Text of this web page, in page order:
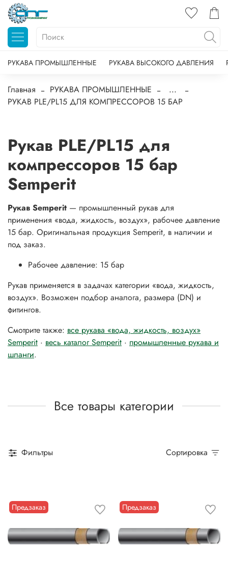
РУКАВА ПРОМЫШЛЕННЫЕ РУКАВА ВЫСОКОГО ДАВЛЕНИЯ
Главная РУКАВА ПРОМЫШЛЕННЫЕ
...
РУКАВ PLE/PL15 ДЛЯ КОМПРЕССОРОВ 15 БАР
Рукав PLE/PL15 для
компрессоров 15 бар
Semperit
Рукав Semperit — промышленный рукав для
применения «вода, жидкость, воздух», рабочее давление
15 бар. Оригинальная продукция Semperit, в наличии и
под заказ.
Рабочее давление: 15 бар
Рукав применяется в задачах категории «вода, жидкость,
воздух». Возможен подбор аналога, размера (DN) и
фитингов.
Смотрите также: все рукава «вода, жидкость, воздух»
Semperit · весь каталог Semperit · промышленные рукава и
шланги.
Все товары категории
Фильтры Сортировка
Предзаказ Предзаказ